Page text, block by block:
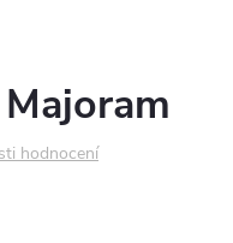
hodnocení